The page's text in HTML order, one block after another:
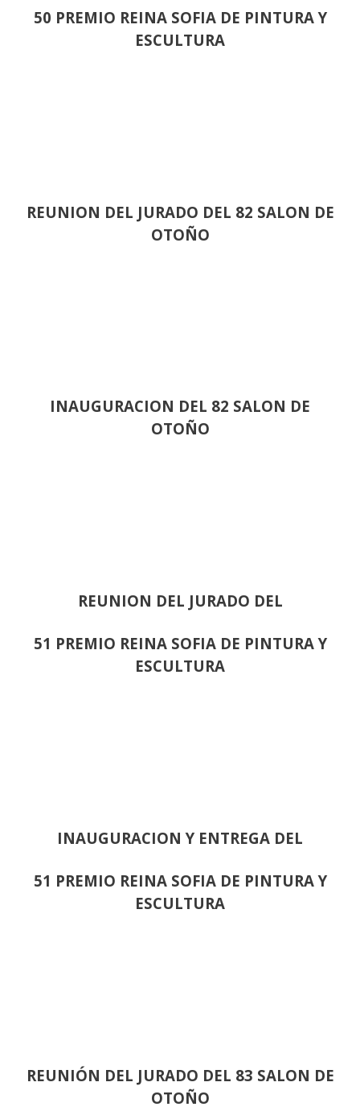
50 PREMIO REINA SOFIA DE PINTURA Y
ESCULTURA
REUNION DEL JURADO DEL 82 SALON DE
OTOÑO
INAUGURACION DEL 82 SALON DE
OTOÑO
REUNION DEL JURADO DEL
51 PREMIO REINA SOFIA DE PINTURA Y
ESCULTURA
INAUGURACION Y ENTREGA DEL
51 PREMIO REINA SOFIA DE PINTURA Y
ESCULTURA
REUNIÓN DEL JURADO DEL 83 SALON DE
OTOÑO